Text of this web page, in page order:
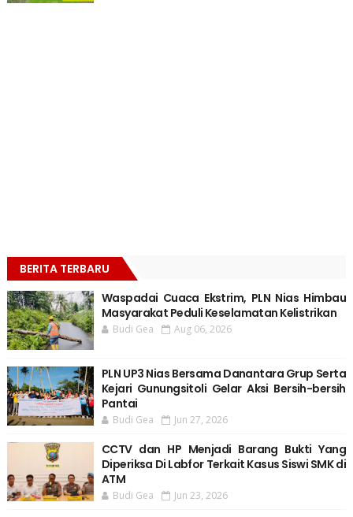
BERITA TERBARU
Waspadai Cuaca Ekstrim, PLN Nias Himbau
Masyarakat Peduli Keselamatan Kelistrikan
Budi Gea Aug 06, 2026
PLN UP3 Nias Bersama Danantara Grup Serta
Kejari Gunungsitoli Gelar Aksi Bersih-bersih
Pantai
Budi Gea Jun 27, 2026
CCTV dan HP Menjadi Barang Bukti Yang
Diperiksa Di Labfor Terkait Kasus Siswi SMK di
ATM
Budi Gea Jun 23, 2026